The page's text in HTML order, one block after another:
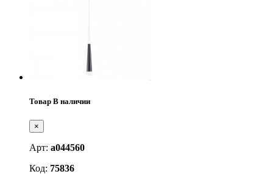
Товар В наличии
×
Арт: a044560
Код: 75836